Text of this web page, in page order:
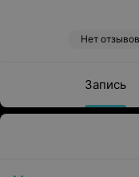
Нет отзывов
Запись